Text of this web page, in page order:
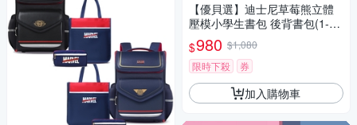
【優貝選】迪士尼草莓熊立體
壓模小學生書包 後背書包(1-4
年級適用)(平輸品)
$980 $1,080
限時下殺
券
加入購物車